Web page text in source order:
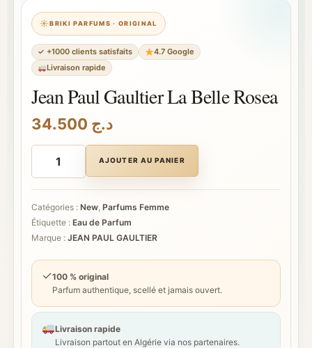
BRIKI PARFUMS · ORIGINAL
✓ +1000 clients satisfaits
4.7 Google
Livraison rapide
Jean Paul Gaultier La Belle Rosea
د.ج
quantité
Paul
Gaultier
La
Belle
Rosea
AJOUTER AU PANIER
Catégories : New Parfums Femme
Étiquette : Eau de Parfum
Marque : JEAN PAUL GAULTIER
✓100 % original
Parfum authentique, scellé et jamais ouvert.
Livraison rapide
Livraison partout en Algérie via nos partenaires.